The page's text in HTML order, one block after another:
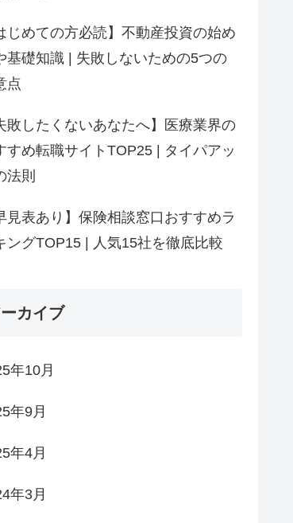
じめての方必読】不動産投資の始め
基礎知識 | 失敗しないための5つの
点
敗したくないあなたへ】医療業界の
すめ転職サイトTOP25 | タイパアッ
法則
見表あり】保険相談窓口おすすめラ
ングTOP15 | 人気15社を徹底比較
カイブ
年10月
年9月
年4月
年3月